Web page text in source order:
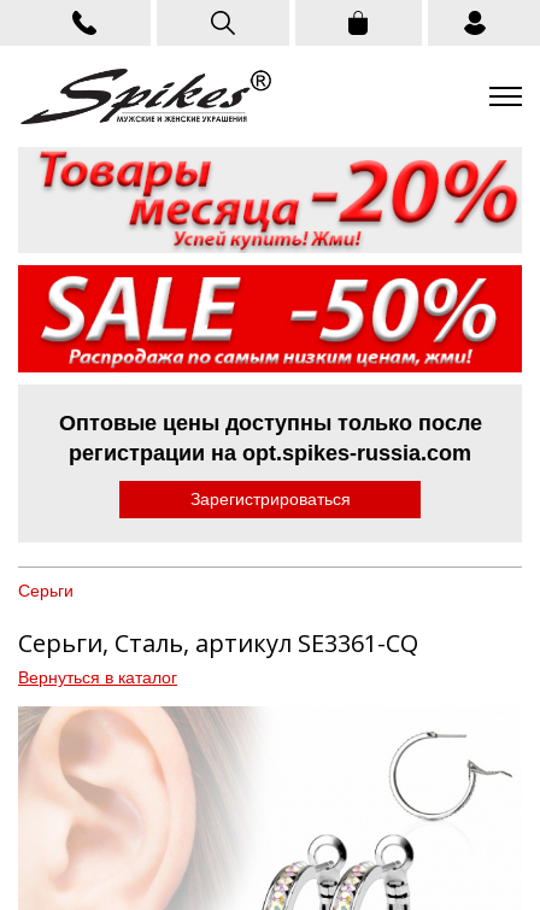
Оптовые цены доступны только после
регистрации на opt.spikes-russia.com
Зарегистрироваться
Серьги
Серьги, Сталь, артикул SE3361-CQ
Вернуться в каталог